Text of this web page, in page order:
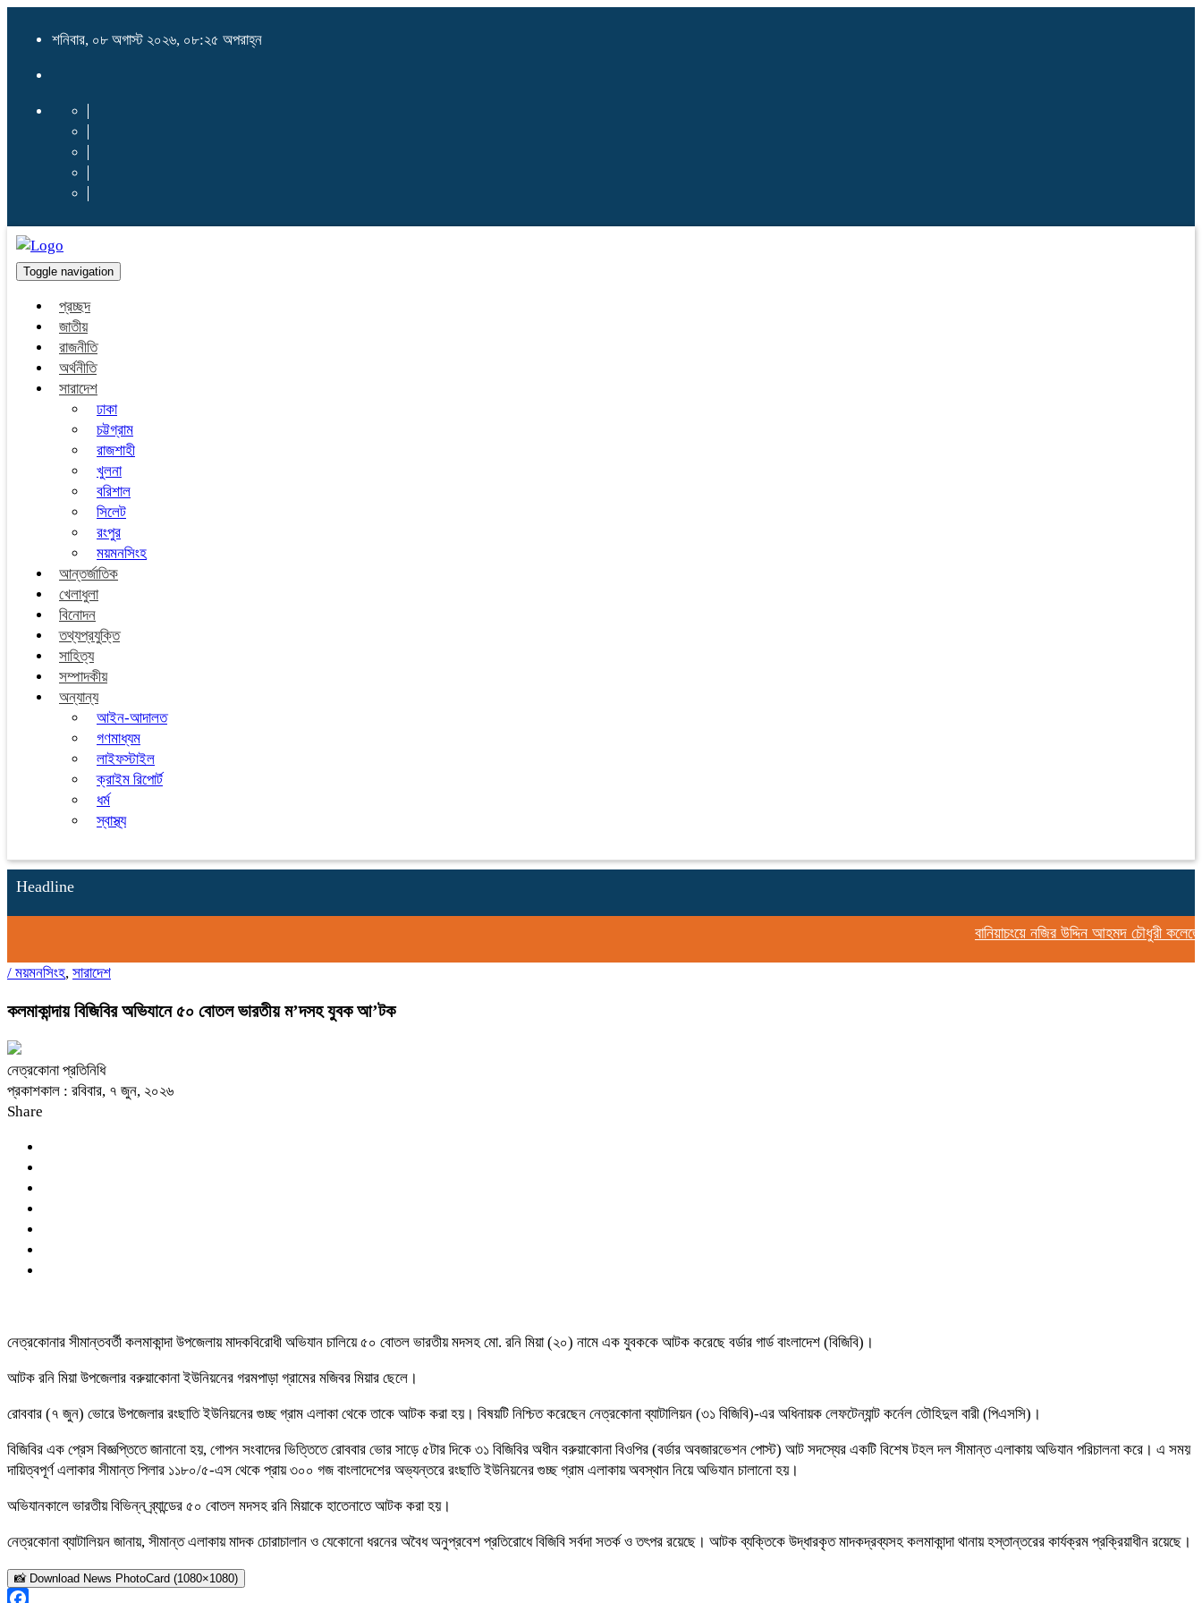
শনিবার, ০৮ অগাস্ট ২০২৬, ০৮:২৫ অপরাহ্ন
Toggle navigation
প্রচ্ছদ
জাতীয়
রাজনীতি
অর্থনীতি
সারাদেশ
ঢাকা
চট্টগ্রাম
রাজশাহী
খুলনা
বরিশাল
সিলেট
রংপুর
ময়মনসিংহ
আন্তর্জাতিক
খেলাধুলা
বিনোদন
তথ্যপ্রযুক্তি
সাহিত্য
সম্পাদকীয়
অন্যান্য
আইন-আদালত
গণমাধ্যম
লাইফস্টাইল
ক্রাইম রিপোর্ট
ধর্ম
স্বাস্থ্য
Headline
বানিয়াচংয়ে নজির উদ্দিন আহমদ চৌধুরী কলেজের
/ ময়মনসিংহ, সারাদেশ
কলমাকান্দায় বিজিবির অভিযানে ৫০ বোতল ভারতীয় ম’দসহ যুবক আ’টক
নেত্রকোনা প্রতিনিধি
প্রকাশকাল : রবিবার, ৭ জুন, ২০২৬
Share
নেত্রকোনার সীমান্তবর্তী কলমাকান্দা উপজেলায় মাদকবিরোধী অভিযান চালিয়ে ৫০ বোতল ভারতীয় মদসহ মো. রনি মিয়া (২০) নামে এক যুবককে আটক করেছে বর্ডার গার্ড বাংলাদেশ (বিজিবি)।
আটক রনি মিয়া উপজেলার বরুয়াকোনা ইউনিয়নের গরমপাড়া গ্রামের মজিবর মিয়ার ছেলে।
রোববার (৭ জুন) ভোরে উপজেলার রংছাতি ইউনিয়নের গুচ্ছ গ্রাম এলাকা থেকে তাকে আটক করা হয়। বিষয়টি নিশ্চিত করেছেন নেত্রকোনা ব্যাটালিয়ন (৩১ বিজিবি)-এর অধিনায়ক লেফটেন্যান্ট কর্নেল তৌহিদুল বারী (পিএসসি)।
বিজিবির এক প্রেস বিজ্ঞপ্তিতে জানানো হয়, গোপন সংবাদের ভিত্তিতে রোববার ভোর সাড়ে ৫টার দিকে ৩১ বিজিবির অধীন বরুয়াকোনা বিওপির (বর্ডার অবজারভেশন পোস্ট) আট সদস্যের একটি বিশেষ টহল দল সীমান্ত এলাকায় অভিযান পরিচালনা করে। এ সময়
দায়িত্বপূর্ণ এলাকার সীমান্ত পিলার ১১৮০/৫-এস থেকে প্রায় ৩০০ গজ বাংলাদেশের অভ্যন্তরে রংছাতি ইউনিয়নের গুচ্ছ গ্রাম এলাকায় অবস্থান নিয়ে অভিযান চালানো হয়।
অভিযানকালে ভারতীয় বিভিন্ন ব্র্যান্ডের ৫০ বোতল মদসহ রনি মিয়াকে হাতেনাতে আটক করা হয়।
নেত্রকোনা ব্যাটালিয়ন জানায়, সীমান্ত এলাকায় মাদক চোরাচালান ও যেকোনো ধরনের অবৈধ অনুপ্রবেশ প্রতিরোধে বিজিবি সর্বদা সতর্ক ও তৎপর রয়েছে। আটক ব্যক্তিকে উদ্ধারকৃত মাদকদ্রব্যসহ কলমাকান্দা থানায় হস্তান্তরের কার্যক্রম প্রক্রিয়াধীন রয়েছে।
📸 Download News PhotoCard (1080×1080)